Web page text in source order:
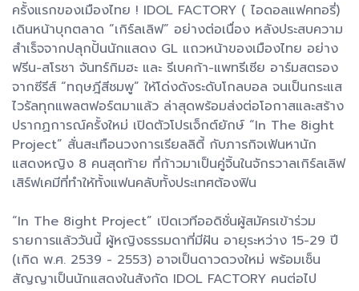
ครั้งแรกของเมืองไทย ! IDOL FACTORY ( ไอดอลแฟคทอรี่)
เดินหน้าบุกตลาด “เกิร์ลเลิฟ” อย่างต่อเนื่อง หลังประสบความ
สำเร็จจากปลุกปั้นนักแสดง GL แถวหน้าของเมืองไทย อย่าง
ฟรีน-สโรชา จันทร์กิมฮะ และ รีเบคก้า-แพทรีเซีย อาร์มสตรอง
จากซีรีส์ “ทฤษฎีสีชมพู” ให้โด่งดังระดับโกลบอล จนเป็นกระแส
ไวรัลทุกแพลตฟอร์ตมาแล้ว ล่าสุดพร้อมส่งต่อโอกาสและสร้าง
ปรากฏการณ์ครั้งใหม่ เปิดตัวโปรเจ็กต์ยักษ์ “In The 8ight
Project” สั่นสะเทือนวงการเรียลลิตี้ กับภารกิจเฟ้นหานัก
แสดงหญิง 8 คนสุดท้าย ที่ก้าวมาเป็นคู่จิ้นในจักรวาลเกิร์ลเลิฟ
เสิร์ฟเคมีที่ทำให้ทั้งแฟนคลับทั้งประเทศต้องฟิน
“In The 8ight Project” เปิดเวทีออดิชั่นผู้สมัครเข้าร่วม
รายการแล้ววันนี้ ผู้หญิงธรรมดาที่มีฝัน อายุระหว่าง 15-29 ปี
(เกิด พ.ศ. 2539 - 2553) อาจเป็นดาวดวงใหม่ พร้อมเซ็น
สัญญาเป็นนักแสดงในสังกัด IDOL FACTORY คนต่อไป